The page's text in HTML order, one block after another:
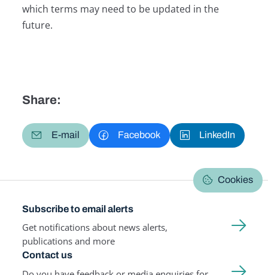
which terms may need to be updated in the
future.
Share:
E-mail Facebook LinkedIn
Cookies
Subscribe to email alerts
Get notifications about news alerts,
publications and more
Contact us